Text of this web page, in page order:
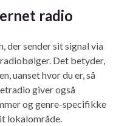
radio
der sender sit signal via
Det betyder,
uanset hvor du er, så
giver også
og genre-specifikke
lokalområde.